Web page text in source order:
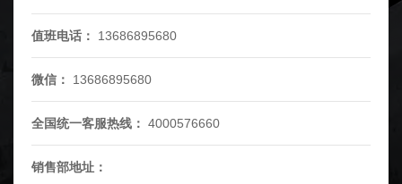
值班电话： 13686895680
微信： 13686895680
全国统一客服热线： 4000576660
销售部地址：